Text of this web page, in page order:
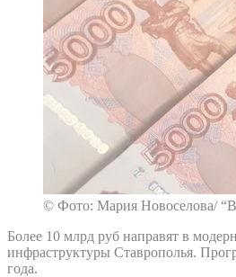
© Фото: Мария Новоселова/
Более 10 млрд руб направят в
инфраструктуры Ставрополья.
года.